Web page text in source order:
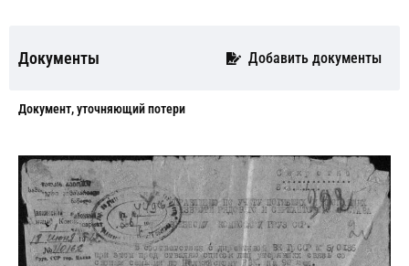
Документы Добавить документы
Документ, уточняющий потери